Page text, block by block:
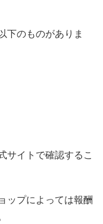
下のものがありま
サイトで確認するこ
ップによっては報酬